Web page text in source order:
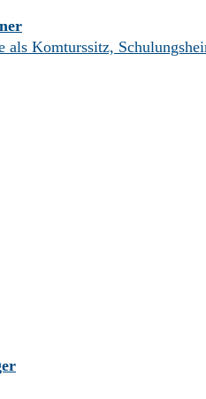
als Komturssitz,